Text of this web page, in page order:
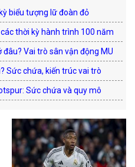
biểu tượng lữ đoàn đỏ
thời kỳ hành trình 100 năm
Vai trò sân vận động MU
Sức chứa, kiến trúc vai trò
Sức chứa và quy mô